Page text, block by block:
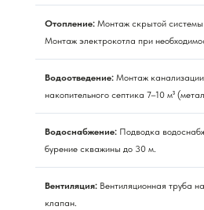
Отопление: Монтаж скрытой системы
Монтаж электрокотла при
Водоотведение: Монтаж
накопительного септика 7–10 м³
Водоснабжение: Подводка
бурение скважины до 30 м.
Вентиляция: Вентиляционная труба
клапан.